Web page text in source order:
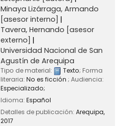
Minaya Lizárraga, Armando
[asesor interno]
Tavera, Hernando [asesor
externo]
Universidad Nacional de San
Agustín de Arequipa
Tipo de material: Texto; Forma
literaria: No es ficción ; Audiencia:
Especializado;
Idioma: Español
Detalles de publicación: Arequipa,
2017